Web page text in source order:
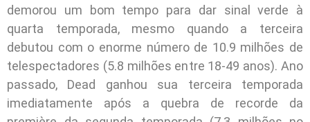
demorou um bom tempo para dar sinal verde à
quarta temporada, mesmo quando a terceira
debutou com o enorme número de 10.9 milhões de
telespectadores (5.8 milhões entre 18-49 anos). Ano
passado, Dead ganhou sua terceira temporada
imediatamente após a quebra de recorde da